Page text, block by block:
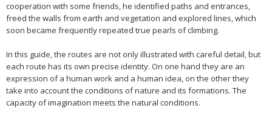
cooperation with some friends, he identified paths and entrances,
freed the walls from earth and vegetation and explored lines, which
soon became frequently repeated true pearls of climbing.
In this guide, the routes are not only illustrated with careful detail, but
each route has its own precise identity. On one hand they are an
expression of a human work and a human idea, on the other they
take into account the conditions of nature and its formations. The
capacity of imagination meets the natural conditions.